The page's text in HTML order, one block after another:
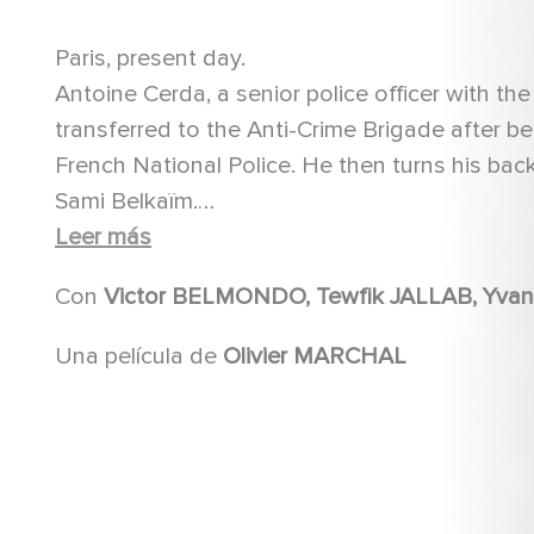
Paris, present day.
Antoine Cerda, a senior police officer with
transferred to the Anti-Crime Brigade after
French National Police. He then turns his
Sami Belkaïm.
Thirteen months later, two officers from his
third goes missing in mysterious
investigation. His inquiries will reveal an
spiral
Leer más
Con
Una película de Olivier MARCHAL